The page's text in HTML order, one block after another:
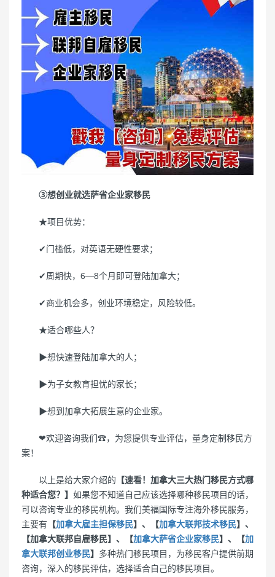
③想创业就选萨省企业家移民
★项目优势：
✔门槛低，对英语无硬性要求；
✔周期快，6—8个月即可登陆加拿大；
✔商业机会多，创业环境稳定，风险较低。
★适合哪些人？
▶想快速登陆加拿大的人；
▶为子女教育担忧的家长；
▶想到加拿大拓展生意的企业家。
❤欢迎咨询我们☎，为您提供专业评估，量身定制移民方
案！
以上是给大家介绍的 【速看！加拿大三大热门移民方式哪
种适合您？】 如果您不知道自己应该选择哪种移民项目的话，
可以咨询专业的移民机构。我们美福国际专注海外移民服务，
主要有 【加拿大雇主担保移民】、【加拿大联邦技术移民】、
【加拿大联邦自雇移民】、【加拿大萨省企业家移民】、【加
拿大联邦创业移民】 多种热门移民项目，为移民客户提供前期
咨询，深入的移民评估，选择适合自己的移民项目。